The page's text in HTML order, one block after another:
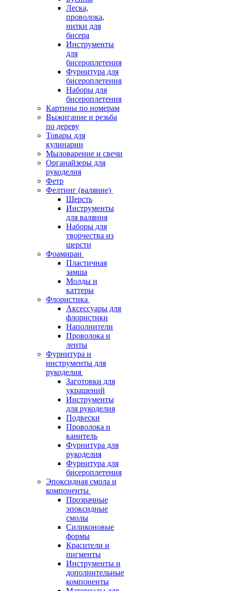
Леска,
проволока,
нитки для
бисера
Инструменты
для
бисероплетения
Фурнитура для
бисероплетения
Наборы для
бисероплетения
Картины по номерам
Выжигание и резьба
по дереву
Товары для
кулинарии
Мыловарение и свечи
Органайзеры для
рукоделия
Фетр
Фелтинг (валяние)
Шерсть
Инструменты
для валяния
Наборы для
творчества из
шерсти
Фоамиран
Пластичная
замша
Молды и
каттеры
Флористика
Аксессуары для
флористики
Наполнители
Проволока и
ленты
Фурнитура и
инструменты для
рукоделия
Заготовки для
украшений
Инструменты
для рукоделия
Подвески
Проволока и
канитель
Фурнитура для
рукоделия
Фурнитура для
бисероплетения
Эпоксидная смола и
компоненты
Прозрачные
эпоксидные
смолы
Силиконовые
формы
Красители и
пигменты
Инструменты и
дополнительные
компоненты